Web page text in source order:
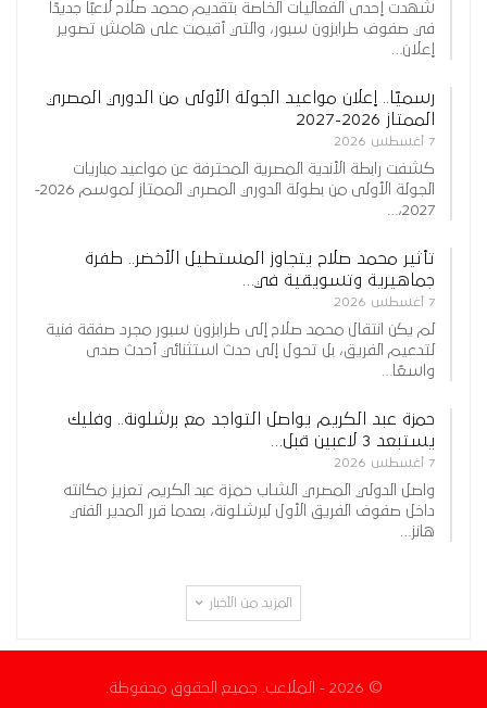
شهدت إحدى الفعاليات الخاصة بتقديم محمد صلاح لاعبًا جديدًا
في صفوف طرابزون سبور، والتي أقيمت على هامش تصوير
إعلان…
رسميًا.. إعلان مواعيد الجولة الأولى من الدوري المصري
الممتاز 2026-2027
7 أغسطس 2026
كشفت رابطة الأندية المصرية المحترفة عن مواعيد مباريات
الجولة الأولى من بطولة الدوري المصري الممتاز لموسم 2026-
2027،…
تأثير محمد صلاح يتجاوز المستطيل الأخضر.. طفرة
جماهيرية وتسويقية في…
7 أغسطس 2026
لم يكن انتقال محمد صلاح إلى طرابزون سبور مجرد صفقة فنية
لتدعيم الفريق، بل تحول إلى حدث استثنائي أحدث صدى
واسعًا…
حمزة عبد الكريم يواصل التواجد مع برشلونة.. وفليك
يستبعد 3 لاعبين قبل…
7 أغسطس 2026
واصل الدولي المصري الشاب حمزة عبد الكريم تعزيز مكانته
داخل صفوف الفريق الأول لبرشلونة، بعدما قرر المدير الفني
هانز…
المزيد من الأخبار
© 2026 - الملاعب. جميع الحقوق محفوظة.